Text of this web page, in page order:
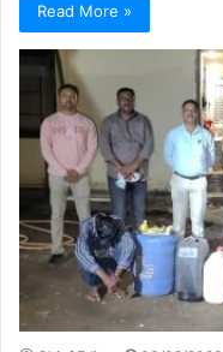
Read More »